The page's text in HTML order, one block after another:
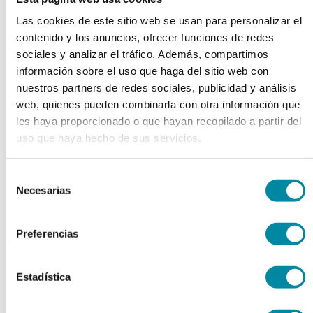
Las cookies de este sitio web se usan para personalizar el
contenido y los anuncios, ofrecer funciones de redes
sociales y analizar el tráfico. Además, compartimos
información sobre el uso que haga del sitio web con
nuestros partners de redes sociales, publicidad y análisis
web, quienes pueden combinarla con otra información que
les haya proporcionado o que hayan recopilado a partir del
uso que haya hecho de sus servicios.
Necesarias
Preferencias
Estadística
chevron_left chevron_right